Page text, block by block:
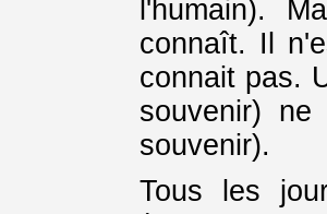
l'humain).
connaît. Il
connait pas.
souvenir)
souvenir).
Tous les